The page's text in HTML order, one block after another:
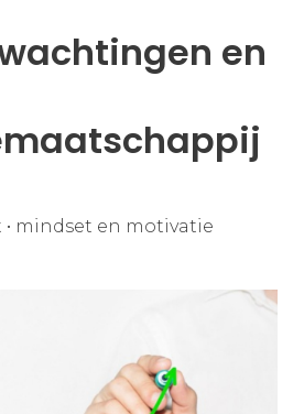
en
• mindset en motivatie